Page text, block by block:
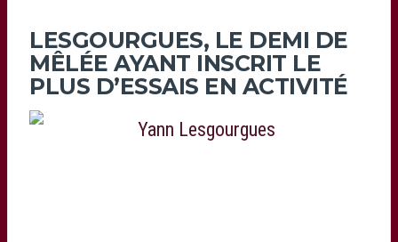
LESGOURGUES, LE DEMI DE
MÊLÉE AYANT INSCRIT LE
PLUS D’ESSAIS EN ACTIVITÉ